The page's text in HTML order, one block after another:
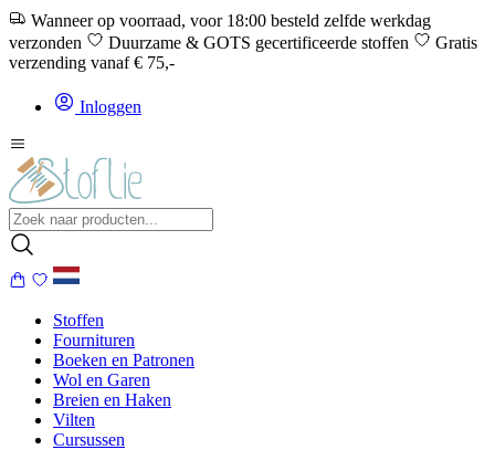
Wanneer op voorraad, voor 18:00 besteld zelfde werkdag
verzonden
Duurzame & GOTS gecertificeerde stoffen
Gratis
verzending vanaf € 75,-
Inloggen
Stoffen
Fournituren
Boeken en Patronen
Wol en Garen
Breien en Haken
Vilten
Cursussen